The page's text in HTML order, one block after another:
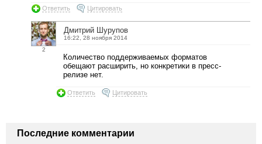
Ответить Цитировать
2
Дмитрий Шурупов
16:22, 28 ноября 2014
Количество поддерживаемых форматов
обещают расширить, но конкретики в пресс-
релизе нет.
Ответить Цитировать
Последние комментарии